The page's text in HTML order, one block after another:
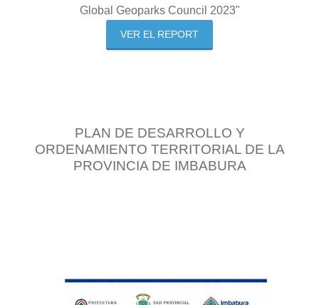
Global Geoparks Council 2023"
VER EL REPORT
PLAN DE DESARROLLO Y
ORDENAMIENTO TERRITORIAL DE LA
PROVINCIA DE IMBABURA